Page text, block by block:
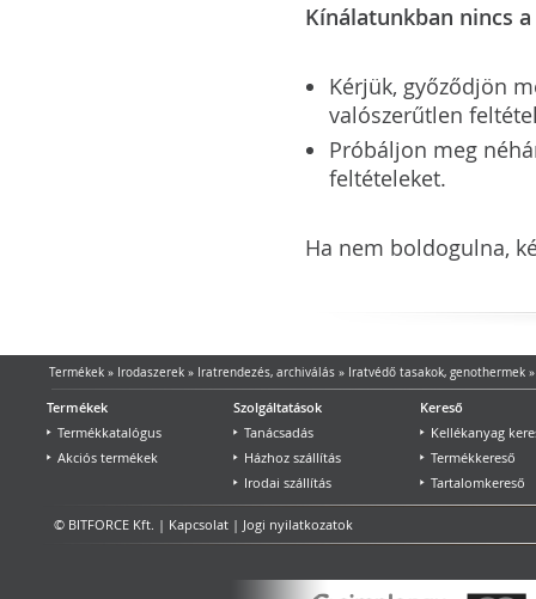
Kínálatunkban nincs
Kérjük, győződjön
valószerűtlen
Próbáljon meg
feltételeket.
Ha nem boldogulna,
Termékek» Irodaszerek» Iratrendezés, archiválás» Iratvédő tasakok, genothermek
Termékek
Termékkatalógus
Akciós termékek
Szolgáltatások
Tanácsadás
Házhoz szállítás
Irodai szállítás
Kereső
Kellékanyag
Termékkereső
Tartalomkereső
© BITFORCE Kft. | Kapcsolat | Jogi nyilatkozatok